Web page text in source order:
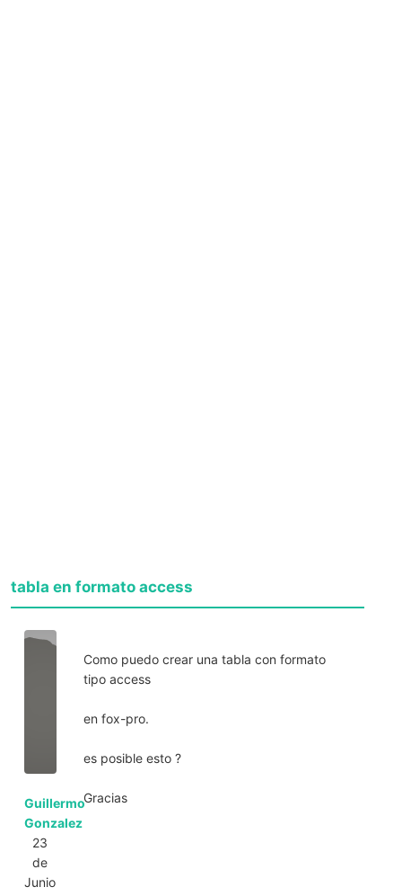
tabla en formato access
Guillermo
Gonzalez
23
de
Junio
Como puedo crear una tabla con formato
tipo access
en fox-pro.
es posible esto ?
Gracias